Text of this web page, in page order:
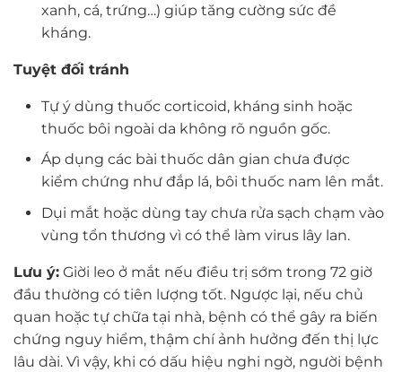
xanh, cá, trứng…) giúp tăng cường sức đề
kháng.
Tuyệt đối tránh
Tự ý dùng thuốc corticoid, kháng sinh hoặc
thuốc bôi ngoài da không rõ nguồn gốc.
Áp dụng các bài thuốc dân gian chưa được
kiểm chứng như đắp lá, bôi thuốc nam lên mắt.
Dụi mắt hoặc dùng tay chưa rửa sạch chạm vào
vùng tổn thương vì có thể làm virus lây lan.
Lưu ý: Giời leo ở mắt nếu điều trị sớm trong 72 giờ
đầu thường có tiên lượng tốt. Ngược lại, nếu chủ
quan hoặc tự chữa tại nhà, bệnh có thể gây ra biến
chứng nguy hiểm, thậm chí ảnh hưởng đến thị lực
lâu dài. Vì vậy, khi có dấu hiệu nghi ngờ, người bệnh